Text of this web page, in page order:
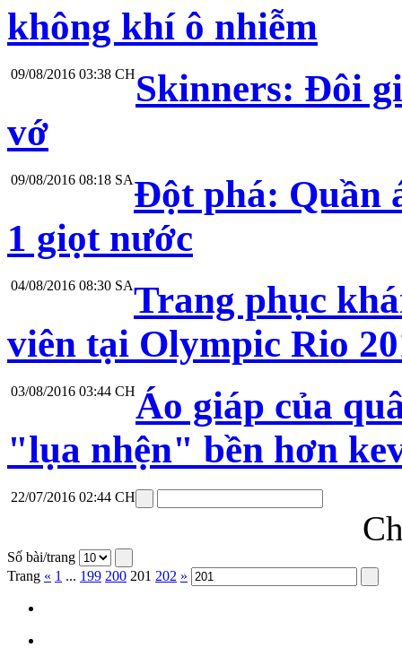
không khí ô nhiễm
09/08/2016 03:38 CHSkinners: Đôi
vớ
09/08/2016 08:18 SAĐột phá: Quần
1 giọt nước
04/08/2016 08:30 SATrang phục
viên tại Olympic Rio
03/08/2016 03:44 CHÁo giáp của
"lụa nhện" bền hơn
22/07/2016 02:44 CH
Số bài/trang
Trang « 1 ... 199 200 201 202 »